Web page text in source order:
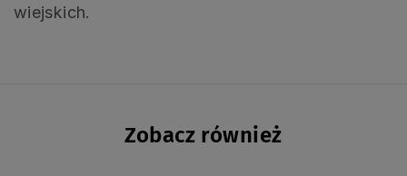
wiejskich.
Zobacz również